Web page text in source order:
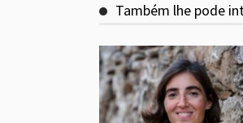
Também lhe pode